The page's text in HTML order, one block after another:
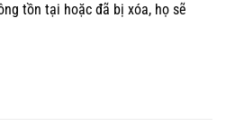
tồn tại hoặc đã bị xóa, họ sẽ